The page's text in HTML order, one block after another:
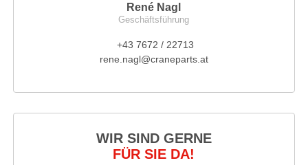
René Nagl
Geschäftsführung
+43 7672 / 22713
rene.nagl@craneparts.at
WIR SIND GERNE
FÜR SIE DA!